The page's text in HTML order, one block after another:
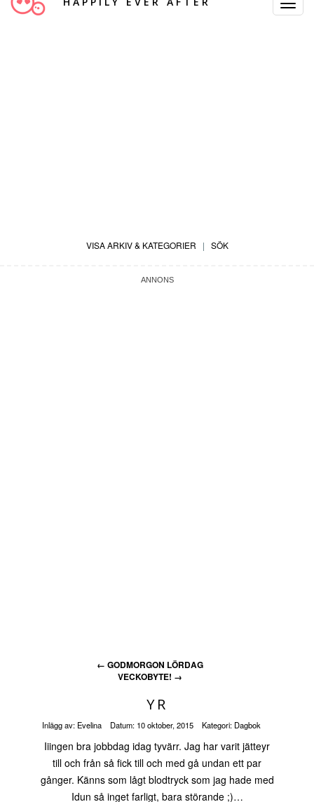
Toggle
VISA ARKIV & KATEGORIER | SÖK
← GODMORGON LÖRDAG
VECKOBYTE! →
YR
Inlägg av: Evelina Datum: 10 oktober, 2015 Kategori: Dagbok
Iiingen bra jobbdag idag tyvärr. Jag har varit jätteyr
till och från så fick till och med gå undan ett par
gånger. Känns som lågt blodtryck som jag hade med
Idun så inget farligt, bara störande ;)…